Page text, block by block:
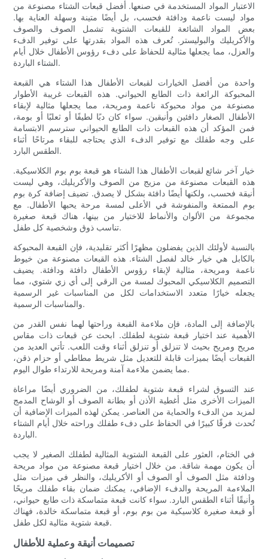
الاعتبار المواد المستخدمة في صنعها. أفضل قبعات الشتاء مصنوعة من
مواد ليست ناعمة ودافئة فحسب، بل أيضًا متينة وسهلة العناية بها.
بعض المواد الشائعة للقبعات الشتوية تشمل الصوف والصوف
والأكريليك والبوليستر. تُعرف هذه المواد بقدرتها على توفير الدفء
والعزل، مما يجعلها مثالية للحفاظ على دفء رؤوس الأطفال خلال أيام
الشتاء الباردة.
واحدة من أفضل الخيارات لقبعات الأطفال هذا الشتاء هي القبعة
المحبوكة الرائعة ذات الطابع الحيواني. هذه القبعات غريبة الأطوار
مصنوعة من مواد محبوكة ناعمة ومريحة، مما يجعلها مثالية لإبقاء
الأطفال الصغار دافئين وأنيقين. سواء كان دبًا لطيفًا أو ثعلبًا أو بومة،
فمن المؤكد أن هذه القبعات ذات الطابع الحيواني سترسم الابتسامة
على وجه طفلك مع توفير الدفء الذي يحتاجه للبقاء مرتاحًا أثناء
الطقس البارد.
خيار آخر شائع لقبعات الأطفال هذا الشتاء هو قبعة بوم بوم الكلاسيكية.
هذه القبعات مصنوعة من مزيج من الصوف والأكريليك، وهي ليست
أنيقة فحسب، ولكنها أيضًا دافئة بشكل لا يصدق. تضيف إضافة كرة بوم
بوم الممتعة والمنفوشة في الأعلى لمسة مرحة يحبها الأطفال. مع
مجموعة من الألوان والأنماط للاختيار من بينها، هناك قبعة صغيرة
تناسب ذوق وشخصية كل طفل.
بالنسبة لأولئك الذين يفضلون مظهرًا أكثر تقليدية، فإن القبعة المحبوكة
بالكابل هي خيار خالد لفصل الشتاء. هذه القبعات مصنوعة من خيوط
ناعمة ومريحة، مثالية لإبقاء رؤوس الأطفال دافئة ودافئة. يضيف
التصميم الكلاسيكي المحبوك لمسة من الرقي إلى أي زي شتوي، مما
يجعله خيارًا متعدد الاستخدامات لكل من المناسبات غير الرسمية
والمناسبات الرسمية.
بالإضافة إلى المادة، فإن ملاءمة القبعة وراحتها لهما نفس القدر من
الأهمية عند اختيار قبعة شتوية لطفلك. ابحث عن قبعات ذات مقاس
مريح ومريح بحيث لا تنزلق أو تنزلق أثناء وقت اللعب. تأتي العديد من
القبعات أيضًا بميزات قابلة للتعديل مثل شريط مطاطي أو حزام ذقن،
مما يضمن ملاءمة آمنة ومريحة للارتداء طوال اليوم.
عند التسوق لشراء قبعة شتوية لطفلك، من الضروري أيضًا مراعاة
الميزات الأخرى مثل أغطية الأذن أو بطانة الصوف أو الوشاح المدمج
لمزيد من الدفء والحماية من العناصر. يمكن لهذه الميزات الإضافية أن
تُحدث فرقًا كبيرًا في الحفاظ على دفء طفلك وراحته خلال أيام الشتاء
الباردة.
في الختام، العثور على القبعة الشتوية المثالية لطفلك الصغير لا يجب
أن يكون مهمة شاقة. من خلال اختيار قبعة مصنوعة من مواد مريحة
ودافئة مثل الصوف أو الصوف أو الأكريليك، والنظر في ميزات مثل
الملاءمة المريحة والدفء الإضافي، يمكنك ضمان بقاء طفلك مريحًا
وأنيقًا أثناء الطقس البارد. سواء كانت قبعة متماسكة ذات طابع حيواني،
أو قبعة صغيرة كلاسيكية من بوم بوم، أو قبعة متماسكة خالدة، فهناك
قبعة شتوية مثالية لكل طفل.
تصميمات أنيقة وعملية للأطفال